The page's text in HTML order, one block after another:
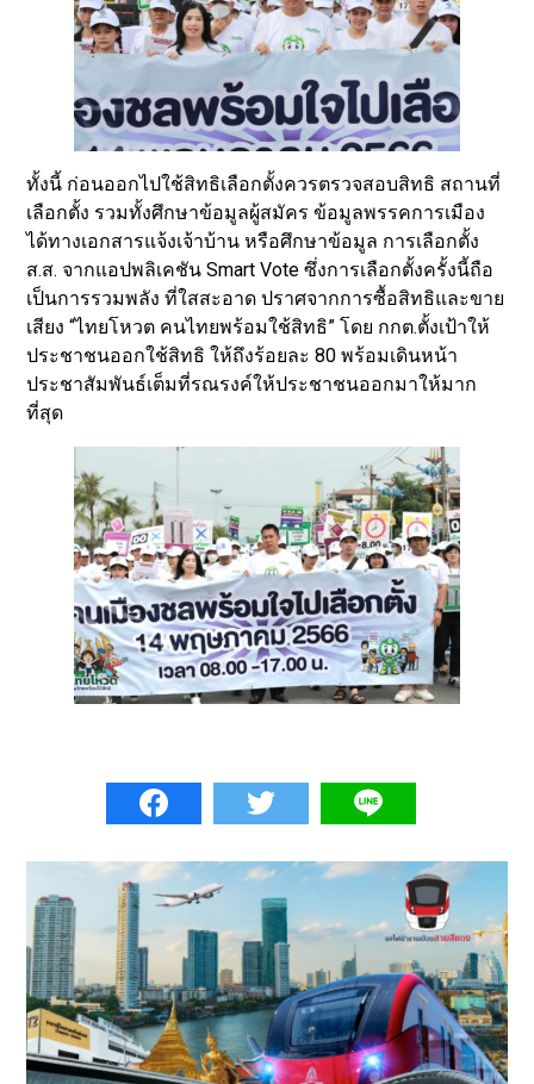
ทั้งนี้ ก่อนออกไปใช้สิทธิเลือกตั้งควรตรวจสอบสิทธิ สถานที่
เลือกตั้ง รวมทั้งศึกษาข้อมูลผู้สมัคร ข้อมูลพรรคการเมือง
ได้ทางเอกสารแจ้งเจ้าบ้าน หรือศึกษาข้อมูล การเลือกตั้ง
ส.ส. จากแอปพลิเคชัน Smart Vote ซึ่งการเลือกตั้งครั้งนี้ถือ
เป็นการรวมพลัง ที่ใสสะอาด ปราศจากการซื้อสิทธิและขาย
เสียง “ไทยโหวต คนไทยพร้อมใช้สิทธิ” โดย กกต.ตั้งเป้าให้
ประชาชนออกใช้สิทธิ ให้ถึงร้อยละ 80 พร้อมเดินหน้า
ประชาสัมพันธ์เต็มที่รณรงค์ให้ประชาชนออกมาให้มาก
ที่สุด